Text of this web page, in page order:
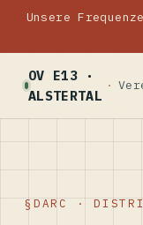
Unsere
OV E13 ·
ALSTERTAL
DARC ·